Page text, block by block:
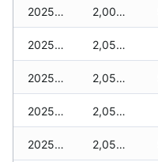
2025-12-03 2,000 zł
2025-12-02 2,050 zł
2025-12-01 2,050 zł
2025-11-30 2,050 zł
2025-11-29 2,050 zł